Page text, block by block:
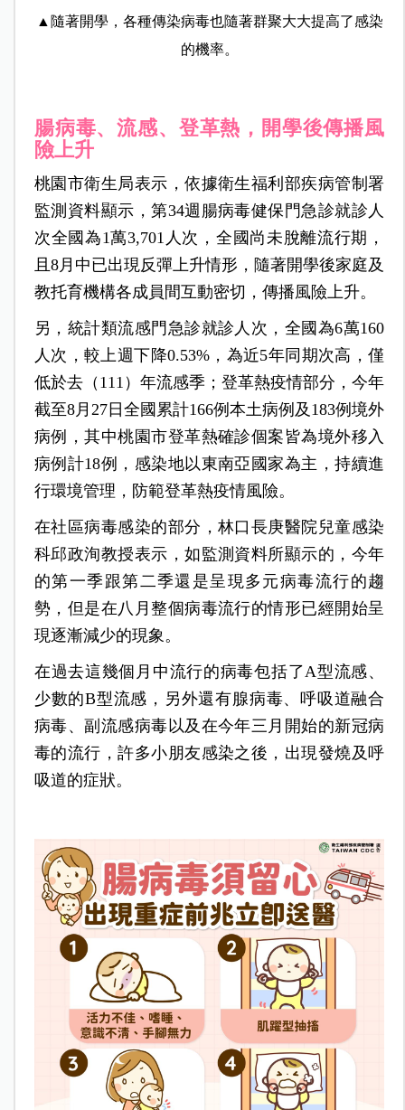
▲隨著開學，各種傳染病毒也隨著群聚大大提高了感染
的機率。
腸病毒、流感、登革熱，開學後傳播風
險上升
桃園市衛生局表示，依據衛生福利部疾病管制署
監測資料顯示，第34週腸病毒健保門急診就診人
次全國為1萬3,701人次，全國尚未脫離流行期，
且8月中已出現反彈上升情形，隨著開學後家庭及
教托育機構各成員間互動密切，傳播風險上升。
另，統計類流感門急診就診人次，全國為6萬160
人次，較上週下降0.53%，為近5年同期次高，僅
低於去（111）年流感季；登革熱疫情部分，今年
截至8月27日全國累計166例本土病例及183例境外
病例，其中桃園市登革熱確診個案皆為境外移入
病例計18例，感染地以東南亞國家為主，持續進
行環境管理，防範登革熱疫情風險。
在社區病毒感染的部分，林口長庚醫院兒童感染
科邱政洵教授表示，如監測資料所顯示的，今年
的第一季跟第二季還是呈現多元病毒流行的趨
勢，但是在八月整個病毒流行的情形已經開始呈
現逐漸減少的現象。
在過去這幾個月中流行的病毒包括了A型流感、
少數的B型流感，另外還有腺病毒、呼吸道融合
病毒、副流感病毒以及在今年三月開始的新冠病
毒的流行，許多小朋友感染之後，出現發燒及呼
吸道的症狀。